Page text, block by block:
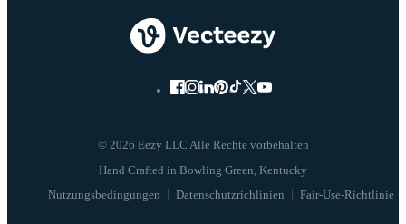
© 2026 Eezy LLC Alle Rechte vorbehalten
Nutzungsbedingungen Datenschutzrichlinien Fair-Use-Richtlinie